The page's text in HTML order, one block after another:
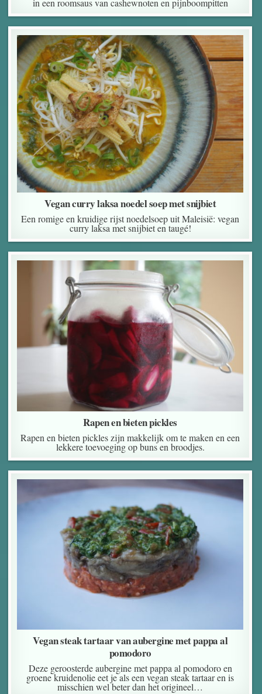
in een roomsaus van cashewnoten en pijnboompitten
Vegan curry laksa noedel soep met snijbiet
Een romige en kruidige rijst noedelsoep uit Maleisië: vegan
curry laksa met snijbiet en taugé!
Rapen en bieten pickles
Rapen en bieten pickles zijn makkelijk om te maken en een
lekkere toevoeging op buns en broodjes.
Vegan steak tartaar van aubergine met pappa al
pomodoro
Deze geroosterde aubergine met pappa al pomodoro en
groene kruidenolie eet je als een vegan steak tartaar en is
misschien wel beter dan het origineel…